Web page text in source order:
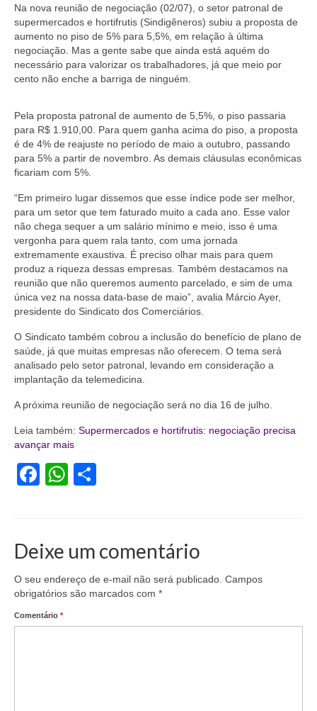
Coletivo Margaridas
Coletivo de Igualdade Racial
DENÚNCIAS
Acordos e convenções
Cadastro de empresa
Homologações
Jurídico
Declarações
Saúde
Aplicativo Comerciários RJ
Acordo de Feriado para Empresas
CIPA
Sede social
Refeitórios
FIQUE POR DENTRO
Notícias
Na nova reunião de negociação (02/07), o setor patronal de
supermercados e hortifrutis (Sindigêneros) subiu a proposta de
aumento no piso de 5% para 5,5%, em relação à última
negociação. Mas a gente sabe que ainda está aquém do
necessário para valorizar os trabalhadores, já que meio por
cento não enche a barriga de ninguém.
Pela proposta patronal de aumento de 5,5%, o piso passaria
para R$ 1.910,00. Para quem ganha acima do piso, a proposta
é de 4% de reajuste no período de maio a outubro, passando
para 5% a partir de novembro. As demais cláusulas econômicas
ficariam com 5%.
“Em primeiro lugar dissemos que esse índice pode ser melhor,
para um setor que tem faturado muito a cada ano. Esse valor
não chega sequer a um salário mínimo e meio, isso é uma
vergonha para quem rala tanto, com uma jornada
extremamente exaustiva. É preciso olhar mais para quem
produz a riqueza dessas empresas. Também destacamos na
reunião que não queremos aumento parcelado, e sim de uma
única vez na nossa data-base de maio”, avalia Márcio Ayer,
presidente do Sindicato dos Comerciários.
O Sindicato também cobrou a inclusão do benefício de plano de
saúde, já que muitas empresas não oferecem. O tema será
analisado pelo setor patronal, levando em consideração a
implantação da telemedicina.
A próxima reunião de negociação será no dia 16 de julho.
Leia também: Supermercados e hortifrutis: negociação precisa
avançar mais
Facebook
WhatsApp
Deixe um comentário
O seu endereço de e-mail não será publicado. Campos
obrigatórios são marcados com *
Comentário *